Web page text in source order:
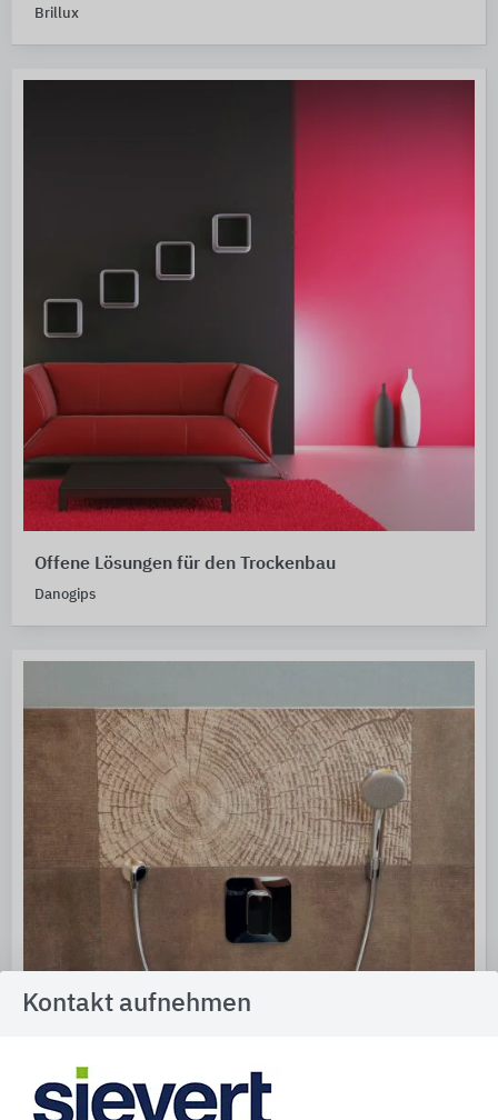
Brillux
Offene Lösungen für den Trockenbau
Danogips
Kontakt aufnehmen